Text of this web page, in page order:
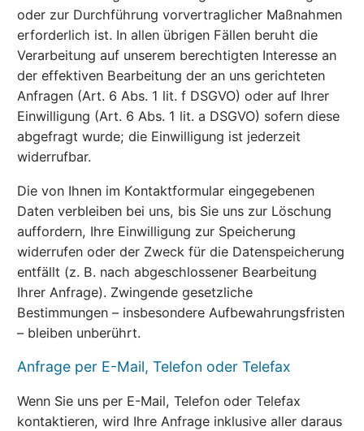
oder zur Durchführung vorvertraglicher Maßnahmen
erforderlich ist. In allen übrigen Fällen beruht die
Verarbeitung auf unserem berechtigten Interesse an
der effektiven Bearbeitung der an uns gerichteten
Anfragen (Art. 6 Abs. 1 lit. f DSGVO) oder auf Ihrer
Einwilligung (Art. 6 Abs. 1 lit. a DSGVO) sofern diese
abgefragt wurde; die Einwilligung ist jederzeit
widerrufbar.
Die von Ihnen im Kontaktformular eingegebenen
Daten verbleiben bei uns, bis Sie uns zur Löschung
auffordern, Ihre Einwilligung zur Speicherung
widerrufen oder der Zweck für die Datenspeicherung
entfällt (z. B. nach abgeschlossener Bearbeitung
Ihrer Anfrage). Zwingende gesetzliche
Bestimmungen – insbesondere Aufbewahrungsfristen
– bleiben unberührt.
Anfrage per E-Mail, Telefon oder Telefax
Wenn Sie uns per E-Mail, Telefon oder Telefax
kontaktieren, wird Ihre Anfrage inklusive aller daraus